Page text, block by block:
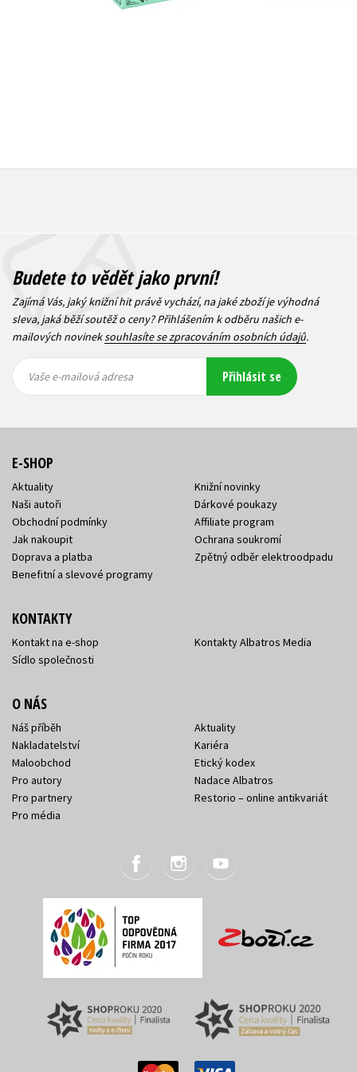
479 Kč
Budete to vědět jako první!
Zajímá Vás, jaký knižní hit právě vychází, na jaké zboží je výhodná
sleva, jaká běží soutěž o ceny? Přihlášením k odběru našich e-
mailových novineksouhlasíte se zpracováním osobních údajů.
mailová
mailová
Vaše e-mailová adresa Přihlásit se
E-SHOP
Aktuality
Naši autoři
Obchodní podmínky
Jak nakoupit
Doprava a platba
Benefitní a slevové programy
Knižní novinky
Dárkové poukazy
Affiliate program
Ochrana soukromí
Zpětný odběr elektroodpadu
KONTAKTY
Kontakt na e-shop
Sídlo společnosti
Kontakty Albatros Media
O NÁS
Náš příběh
Nakladatelství
Maloobchod
Pro autory
Pro partnery
Pro média
Aktuality
Kariéra
Etický kodex
Nadace Albatros
Restorio – online antikvariát